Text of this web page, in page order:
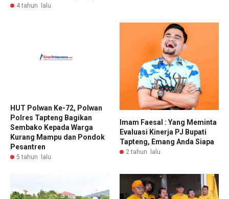
4 tahun lalu
HUT Polwan Ke-72, Polwan
Polres Tapteng Bagikan
Sembako Kepada Warga
Kurang Mampu dan Pondok
Pesantren
5 tahun lalu
Imam Faesal : Yang Meminta
Evaluasi Kinerja PJ Bupati
Tapteng, Emang Anda Siapa
2 tahun lalu